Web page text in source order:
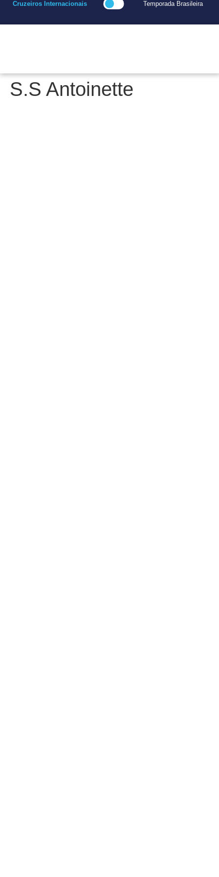
Cruzeiros Internacionais Temporada Brasileira
S.S Antoinette